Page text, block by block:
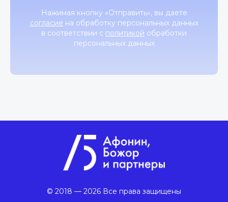
Нажимая кнопку «Отправить», вы даете
согласие на обработку персональных данных
в соответствии с политикой обработки
персональных данных
© 2018 — 2026 Все права защищены